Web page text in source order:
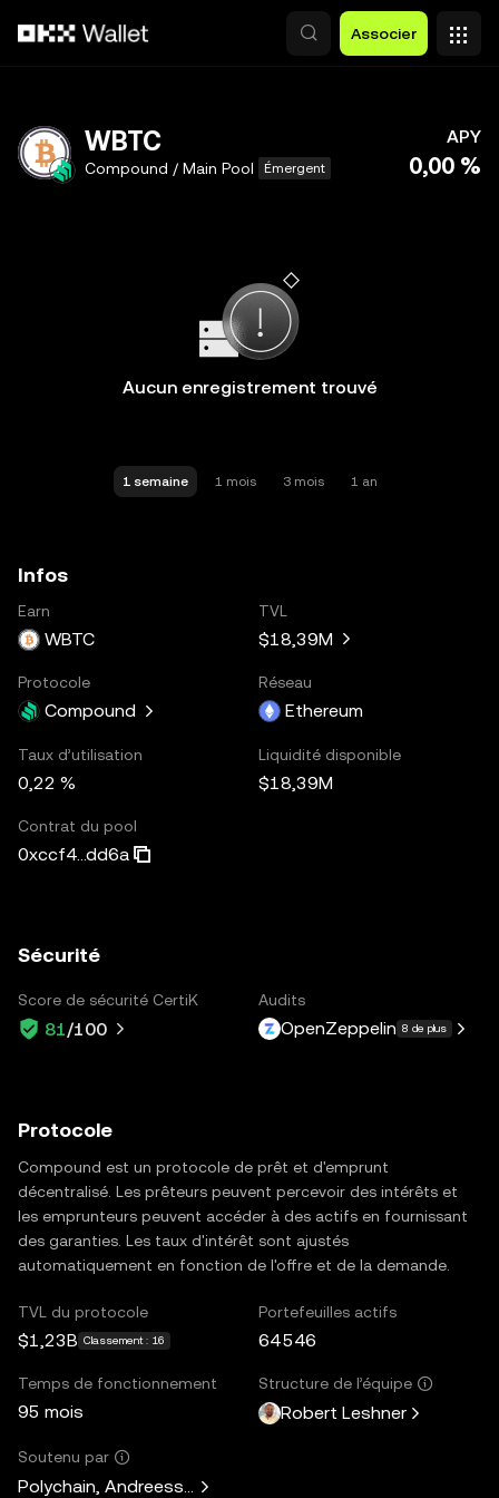
Associer
WBTC
Compound / Main Pool Émergent
APY
0,00 %
Aucun enregistrement trouvé
1 semaine 1 mois 3 mois 1 an
Infos
Earn
WBTC
TVL
$18,39M
Protocole
Compound
Réseau
Ethereum
Taux d’utilisation
0,22 %
Liquidité disponible
$18,39M
Contrat du pool
0xccf4...dd6a
Sécurité
Score de sécurité CertiK
81/100
Audits
OpenZeppelin 8 de plus
Protocole
Compound est un protocole de prêt et d'emprunt
décentralisé. Les prêteurs peuvent percevoir des intérêts et
les emprunteurs peuvent accéder à des actifs en fournissant
des garanties. Les taux d'intérêt sont ajustés
automatiquement en fonction de l'offre et de la demande.
TVL du protocole
$1,23B Classement : 16
Portefeuilles actifs
64 546
Temps de fonctionnement
95 mois
Structure de l’équipe
Robert Leshner
Soutenu par
Polychain, Andreessen Horowitz, Paradigm, Bain Capital